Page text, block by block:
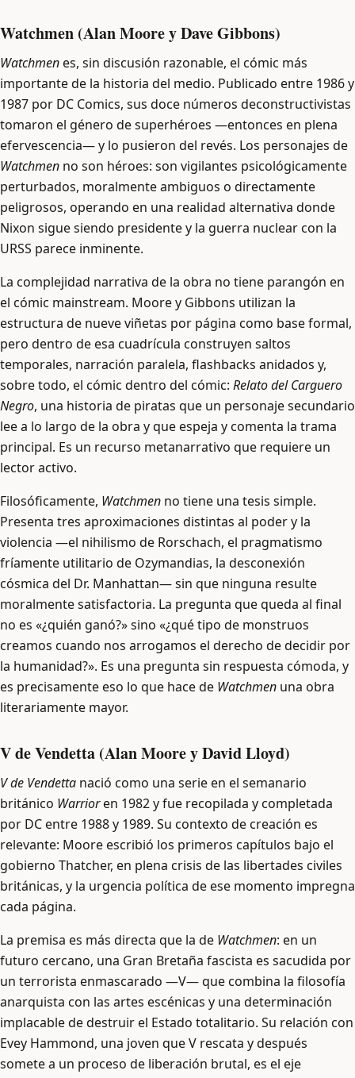
Watchmen (Alan Moore y Dave Gibbons)
Watchmenes, sin discusión razonable, el cómic más
importante de la historia del medio. Publicado entre 1986 y
1987 por DC Comics, sus doce números deconstructivistas
tomaron el género de superhéroes —entonces en plena
efervescencia— y lo pusieron del revés. Los personajes de
Watchmen no son héroes: son vigilantes psicológicamente
perturbados, moralmente ambiguos o directamente
peligrosos, operando en una realidad alternativa donde
Nixon sigue siendo presidente y la guerra nuclear con la
URSS parece inminente.
La complejidad narrativa de la obra no tiene parangón en
el cómic mainstream. Moore y Gibbons utilizan la
estructura de nueve viñetas por página como base formal,
pero dentro de esa cuadrícula construyen saltos
temporales, narración paralela, flashbacks anidados y,
sobre todo, el cómic dentro del cómic: Relato del Carguero
Negro, una historia de piratas que un personaje secundario
lee a lo largo de la obra y que espeja y comenta la trama
principal. Es un recurso metanarrativo que requiere un
lector activo.
Filosóficamente, Watchmen no tiene una tesis simple.
Presenta tres aproximaciones distintas al poder y la
violencia —el nihilismo de Rorschach, el pragmatismo
fríamente utilitario de Ozymandias, la desconexión
cósmica del Dr. Manhattan— sin que ninguna resulte
moralmente satisfactoria. La pregunta que queda al final
no es «¿quién ganó?» sino «¿qué tipo de monstruos
creamos cuando nos arrogamos el derecho de decidir por
la humanidad?». Es una pregunta sin respuesta cómoda, y
es precisamente eso lo que hace de Watchmen una obra
literariamente mayor.
V de Vendetta (Alan Moore y David Lloyd)
V de Vendetta nació como una serie en el semanario
británico Warrioren 1982 y fue recopilada y completada
por DC entre 1988 y 1989. Su contexto de creación es
relevante: Moore escribió los primeros capítulos bajo el
gobierno Thatcher, en plena crisis de las libertades civiles
británicas, y la urgencia política de ese momento impregna
cada página.
La premisa es más directa que la de Watchmen: en un
futuro cercano, una Gran Bretaña fascista es sacudida por
un terrorista enmascarado —V— que combina la filosofía
anarquista con las artes escénicas y una determinación
implacable de destruir el Estado totalitario. Su relación con
Evey Hammond, una joven que V rescata y después
somete a un proceso de liberación brutal, es el eje